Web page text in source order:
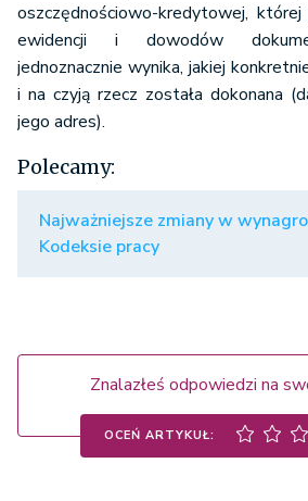
oszczędnościowo-kredytowej,
ewidencji i dowodów
jednoznacznie wynika, jakiej
i na czyją rzecz została dokonana
jego adres).
Polecamy:
Najważniejsze zmiany w
Kodeksie pracy
Znalazłeś odpowiedzi na
OCEŃ ARTYKUŁ: